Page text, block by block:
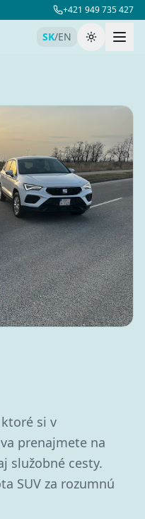
+421 949 735 427
SK/EN Prepnúť
si v
prenajmete na
služobné cesty.
SUV za rozumnú